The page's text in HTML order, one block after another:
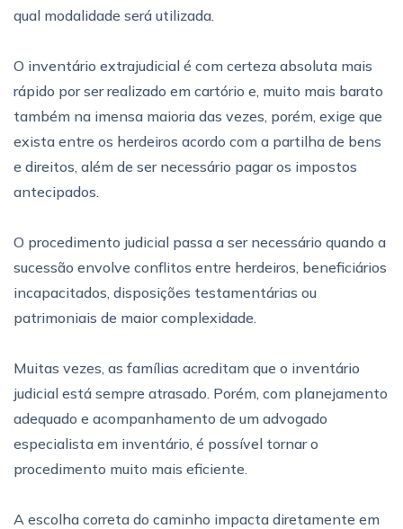
qual modalidade será utilizada.
O inventário extrajudicial é com certeza absoluta mais
rápido por ser realizado em cartório e, muito mais barato
também na imensa maioria das vezes, porém, exige que
exista entre os herdeiros acordo com a partilha de bens
e direitos, além de ser necessário pagar os impostos
antecipados.
O procedimento judicial passa a ser necessário quando a
sucessão envolve conflitos entre herdeiros, beneficiários
incapacitados, disposições testamentárias ou
patrimoniais de maior complexidade.
Muitas vezes, as famílias acreditam que o inventário
judicial está sempre atrasado. Porém, com planejamento
adequado e acompanhamento de um advogado
especialista em inventário, é possível tornar o
procedimento muito mais eficiente.
A escolha correta do caminho impacta diretamente em